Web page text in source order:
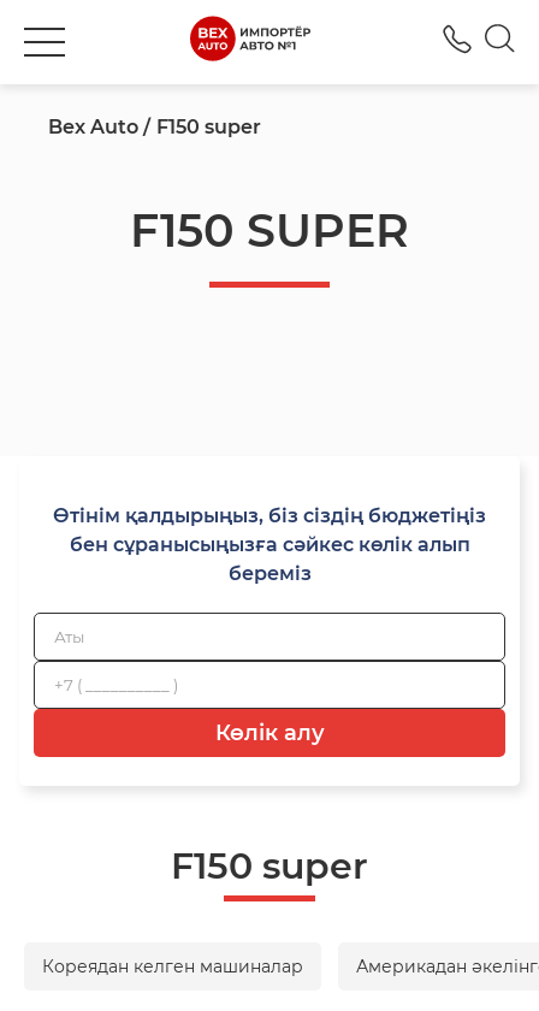
Bex Auto F150 super
F150 SUPER
Өтінім қалдырыңыз, біз сіздің бюджетіңіз
бен сұранысыңызға сәйкес көлік алып
береміз
Көлік алу
F150 super
Кореядан келген машиналар Америкадан